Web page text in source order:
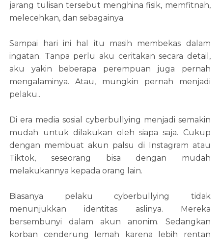
jarang tulisan tersebut menghina fisik, memfitnah,
melecehkan, dan sebagainya.
Sampai hari ini hal itu masih membekas dalam
ingatan. Tanpa perlu aku ceritakan secara detail,
aku yakin beberapa perempuan juga pernah
mengalaminya. Atau, mungkin pernah menjadi
pelaku..
Di era media sosial cyberbullying menjadi semakin
mudah untuk dilakukan oleh siapa saja. Cukup
dengan membuat akun palsu di Instagram atau
Tiktok, seseorang bisa dengan mudah
melakukannya kepada orang lain.
Biasanya pelaku cyberbullying tidak
menunjukkan identitas aslinya. Mereka
bersembunyi dalam akun anonim. Sedangkan
korban cenderung lemah karena lebih rentan